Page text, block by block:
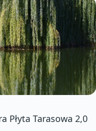
Płyta Tarasowa 2,0